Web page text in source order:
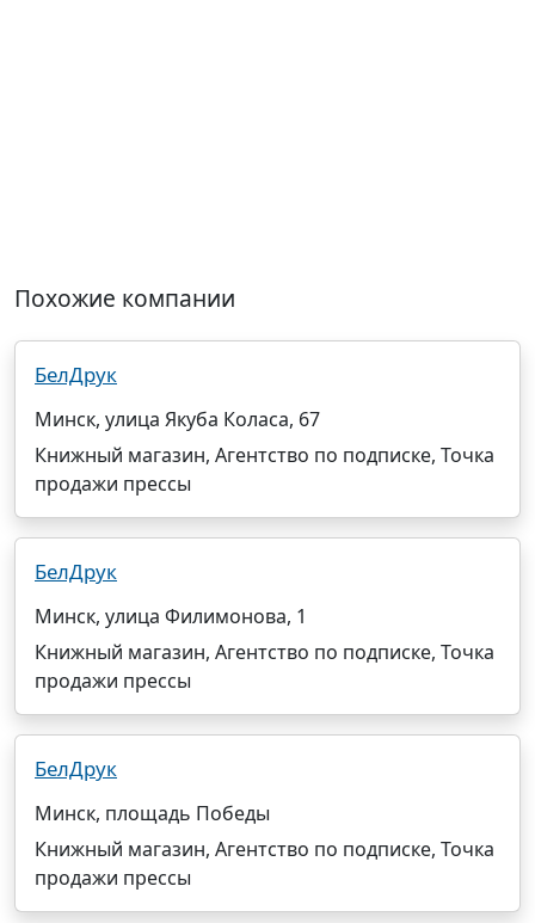
Похожие компании
БелДрук
Минск, улица Якуба Коласа, 67
Книжный магазин, Агентство по подписке, Точка
продажи прессы
БелДрук
Минск, улица Филимонова, 1
Книжный магазин, Агентство по подписке, Точка
продажи прессы
БелДрук
Минск, площадь Победы
Книжный магазин, Агентство по подписке, Точка
продажи прессы